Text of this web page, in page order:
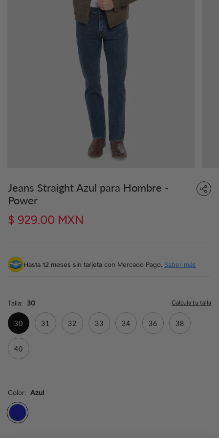
Jeans Straight Azul para Hombre -
Power
$ 929.00 MXN
Hasta 12 meses sin tarjeta con Mercado Pago. Saber más
Color Azul
Azul
Talla 30
30 31 32 33 34 36 38
40